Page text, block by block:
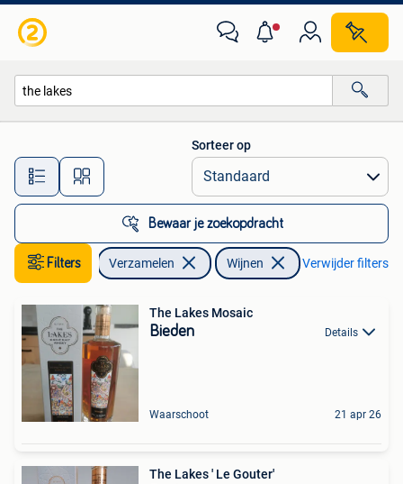
Alle afstanden…
Sorteer op
Bewaar je zoekopdracht
Filters Verzamelen Wijnen Verwijder filters
The Lakes Mosaic
Bieden Details
Waarschoot 21 apr 26
The Lakes ' Le Gouter'